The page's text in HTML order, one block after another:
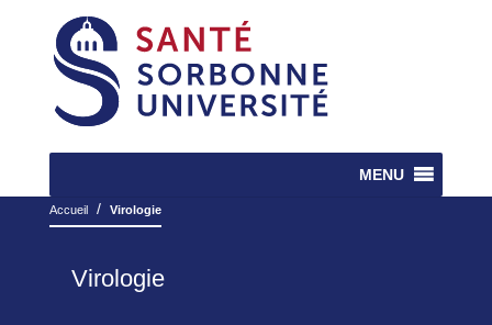
MENU
Accueil/ Virologie
Virologie